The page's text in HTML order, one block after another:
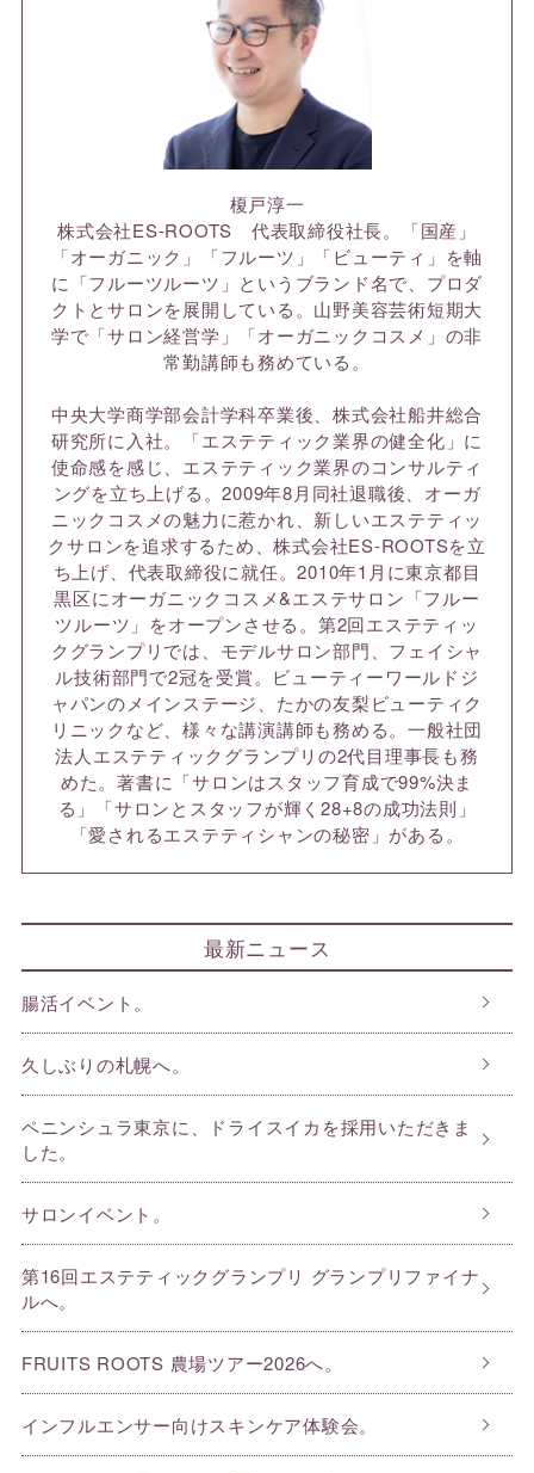
榎戸淳一
株式会社ES-ROOTS 代表取締役社長。「国産」
「オーガニック」「フルーツ」「ビューティ」を軸
に「フルーツルーツ」というブランド名で、プロダ
クトとサロンを展開している。山野美容芸術短期大
学で「サロン経営学」「オーガニックコスメ」の非
常勤講師も務めている。
中央大学商学部会計学科卒業後、株式会社船井総合
研究所に入社。「エステティック業界の健全化」に
使命感を感じ、エステティック業界のコンサルティ
ングを立ち上げる。2009年8月同社退職後、オーガ
ニックコスメの魅力に惹かれ、新しいエステティッ
クサロンを追求するため、株式会社ES-ROOTSを立
ち上げ、代表取締役に就任。2010年1月に東京都目
黒区にオーガニックコスメ&エステサロン「フルー
ツルーツ」をオープンさせる。第2回エステティッ
クグランプリでは、モデルサロン部門、フェイシャ
ル技術部門で2冠を受賞。ビューティーワールドジ
ャパンのメインステージ、たかの友梨ビューティク
リニックなど、様々な講演講師も務める。一般社団
法人エステティックグランプリの2代目理事長も務
めた。著書に「サロンはスタッフ育成で99%決ま
る」「サロンとスタッフが輝く28+8の成功法則」
「愛されるエステティシャンの秘密」がある。
最新ニュース
腸活イベント。
久しぶりの札幌へ。
ペニンシュラ東京に、ドライスイカを採用いただきま
した。
サロンイベント。
第16回エステティックグランプリ グランプリファイナ
ルへ。
FRUITS ROOTS 農場ツアー2026へ。
インフルエンサー向けスキンケア体験会。